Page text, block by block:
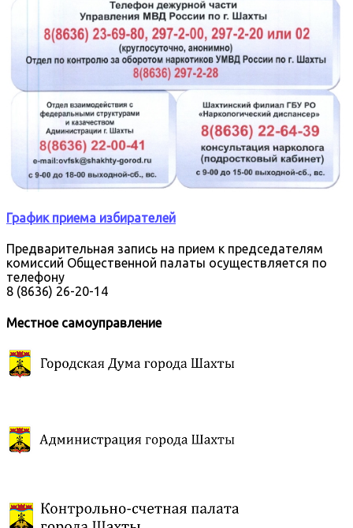
График приема избирателей
Предварительная запись на прием к председателям
комиссий Общественной палаты осуществляется по
телефону
8 (8636) 26-20-14
Местное самоуправление